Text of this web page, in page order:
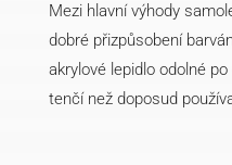
Mezi hlavní výhody
dobré přizpůsobení
akrylové lepidlo odolné
tenčí než doposud